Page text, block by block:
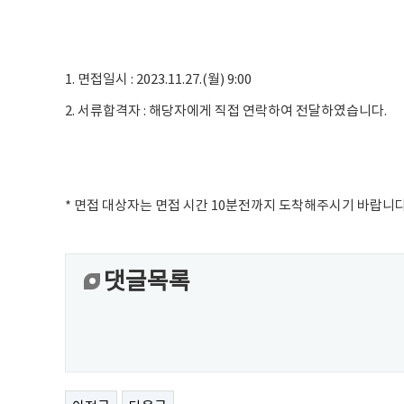
1. 면접일시 : 2023.11.27.(월) 9:00
2. 서류합격자 : 해당자에게 직접 연락하여 전달하였습니다.
* 면접 대상자는 면접 시간 10분전까지 도착해주시기 바랍니
댓글목록